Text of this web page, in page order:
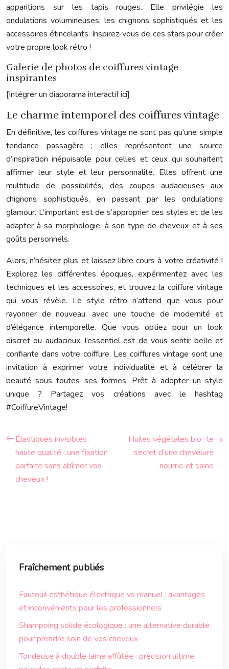
apparitions sur les tapis rouges. Elle privilégie les
ondulations volumineuses, les chignons sophistiqués et les
accessoires étincelants. Inspirez-vous de ces stars pour créer
votre propre look rétro !
Galerie de photos de coiffures vintage
inspirantes
[Intégrer un diaporama interactif ici]
Le charme intemporel des coiffures vintage
En définitive, les coiffures vintage ne sont pas qu’une simple
tendance passagère ; elles représentent une source
d’inspiration inépuisable pour celles et ceux qui souhaitent
affirmer leur style et leur personnalité. Elles offrent une
multitude de possibilités, des coupes audacieuses aux
chignons sophistiqués, en passant par les ondulations
glamour. L’important est de s’approprier ces styles et de les
adapter à sa morphologie, à son type de cheveux et à ses
goûts personnels.
Alors, n’hésitez plus et laissez libre cours à votre créativité !
Explorez les différentes époques, expérimentez avec les
techniques et les accessoires, et trouvez la coiffure vintage
qui vous révèle. Le style rétro n’attend que vous pour
rayonner de nouveau, avec une touche de modernité et
d’élégance intemporelle. Que vous optiez pour un look
discret ou audacieux, l’essentiel est de vous sentir belle et
confiante dans votre coiffure. Les coiffures vintage sont une
invitation à exprimer votre individualité et à célébrer la
beauté sous toutes ses formes. Prêt à adopter un style
unique ? Partagez vos créations avec le hashtag
#CoiffureVintage!
Élastiques invisibles
haute qualité : une fixation
parfaite sans abîmer vos
cheveux !
Huiles végétales bio : le
secret d’une chevelure
nourrie et saine
Fraîchement publiés
Fauteuil esthétique électrique vs manuel : avantages
et inconvénients pour les professionnels
Shampoing solide écologique : une alternative durable
pour prendre soin de vos cheveux
Tondeuse à double lame affûtée : précision ultime